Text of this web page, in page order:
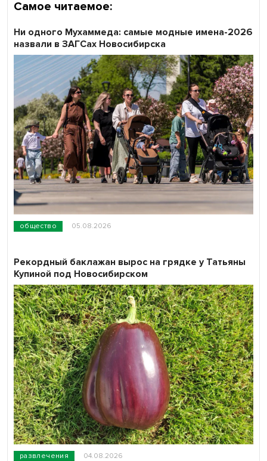
Самое читаемое:
общество 05.08.2026
Ни одного Мухаммеда: самые модные имена-2026
назвали в ЗАГСах Новосибирска
развлечения 04.08.2026
Рекордный баклажан вырос на грядке у Татьяны
Купиной под Новосибирском